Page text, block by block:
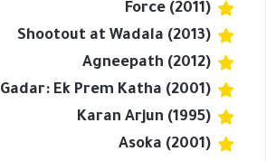
Force (2011)
Shootout at Wadala (2013)
Agneepath (2012)
Gadar: Ek Prem Katha (2001)
Karan Arjun (1995)
Asoka (2001)